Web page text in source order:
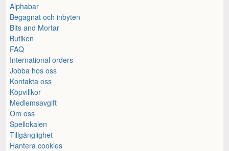
Alphabar
Begagnat och inbyten
Bits and Mortar
Butiken
FAQ
International orders
Jobba hos oss
Kontakta oss
Köpvillkor
Medlemsavgift
Om oss
Spellokalen
Tillgänglighet
Hantera cookies